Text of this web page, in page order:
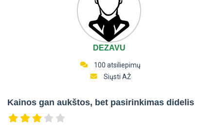
DEZAVU
100 atsiliepimų
Siųsti AŽ
Kainos gan aukštos, bet pasirinkimas didelis